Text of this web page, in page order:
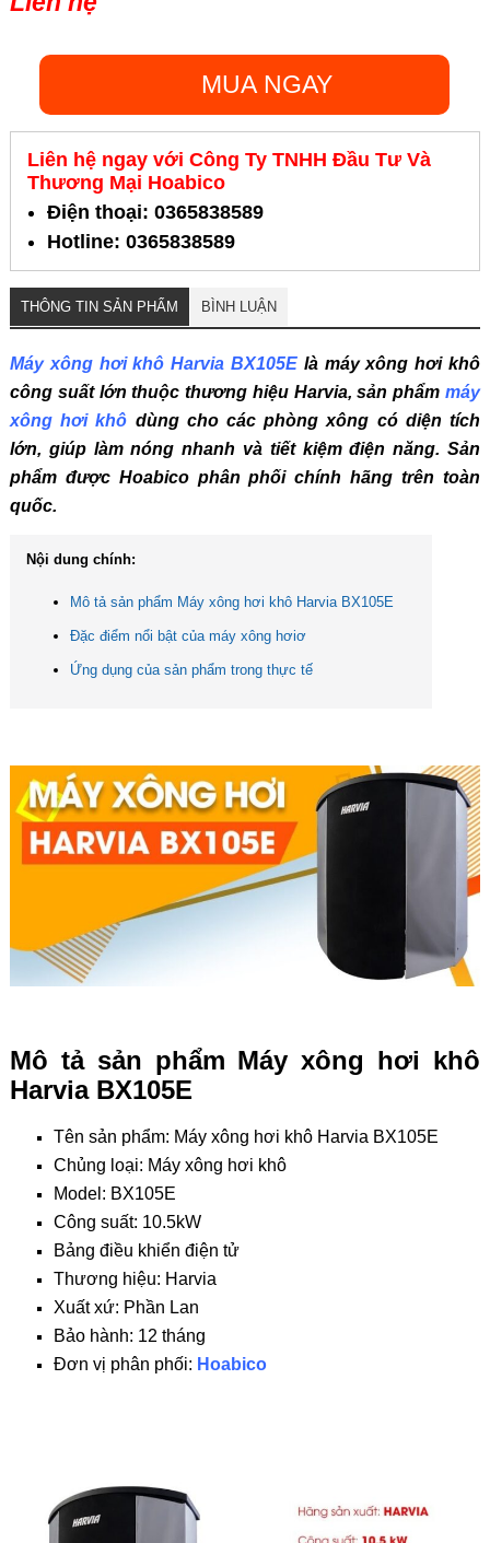
MUA NGAY
Liên hệ ngay với Công Ty TNHH Đầu Tư Và
Thương Mại Hoabico
Điện thoại: 0365838589
Hotline: 0365838589
THÔNG TIN SẢN PHẨM BÌNH LUẬN
Máy xông hơi khô Harvia BX105E là máy xông hơi khô
công suất lớn thuộc thương hiệu Harvia, sản phẩmmáy
xông hơi khô dùng cho các phòng xông có diện tích
lớn, giúp làm nóng nhanh và tiết kiệm điện năng. Sản
phẩm được Hoabico phân phối chính hãng trên toàn
quốc.
Nội dung chính:
Mô tả sản phẩm Máy xông hơi khô Harvia BX105E
Đặc điểm nổi bật của máy xông hơiơ
Ứng dụng của sản phẩm trong thực tế
Mô tả sản phẩm Máy xông hơi khô
Harvia BX105E
Tên sản phẩm: Máy xông hơi khô Harvia BX105E
Chủng loại: Máy xông hơi khô
Model: BX105E
Công suất: 10.5kW
Bảng điều khiển điện tử
Thương hiệu: Harvia
Xuất xứ: Phần Lan
Bảo hành: 12 tháng
Đơn vị phân phối: Hoabico